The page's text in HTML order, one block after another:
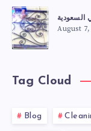
السعودية
August 7,
Tag Cloud
Blog